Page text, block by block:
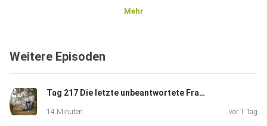
Todesliste, auf der immer etwas stirbt Doch was, wenn
ichdir
sage, dass es einen Weg gibt, diese Last loszulassen und
Mehr
Weitere Episoden
Tag 217 Die letzte unbeantwortete Frage.
14 Minuten vor 1 Tag